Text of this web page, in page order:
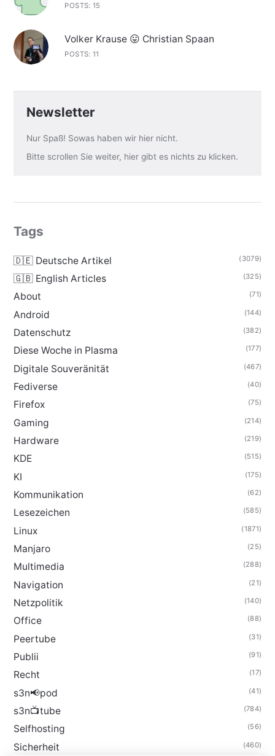
POSTS: 15
Volker Krause 😛 Christian Spaan
POSTS: 11
Newsletter
Nur Spaß! Sowas haben wir hier nicht.
Bitte scrollen Sie weiter, hier gibt es nichts zu klicken.
Tags
🇩🇪 Deutsche Artikel (3079)
🇬🇧 English Articles (325)
About (71)
Android (144)
Datenschutz (382)
Diese Woche in Plasma (177)
Digitale Souveränität (467)
Fediverse (40)
Firefox (75)
Gaming (214)
Hardware (219)
KDE (515)
KI (175)
Kommunikation (62)
Lesezeichen (585)
Linux (1871)
Manjaro (25)
Multimedia (288)
Navigation (21)
Netzpolitik (140)
Office (88)
Peertube (31)
Publii (91)
Recht (17)
s3n📢pod (41)
s3n📺tube (784)
Selfhosting (56)
Sicherheit (460)